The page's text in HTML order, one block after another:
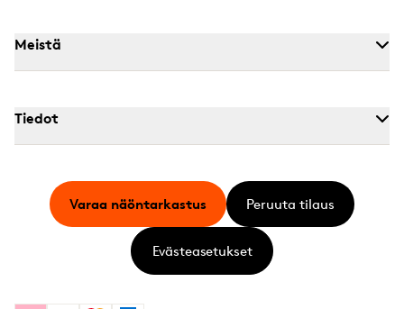
Meistä
Tiedot
Varaa näöntarkastus Peruuta tilaus
Evästeasetukset